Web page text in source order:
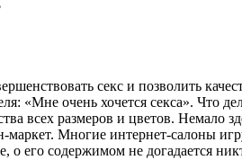
секс и позволить
«Мне очень хочется секса». Что
всех размеров и цветов. Немало
Многие интернет-салоны
о его содержимом не догадается